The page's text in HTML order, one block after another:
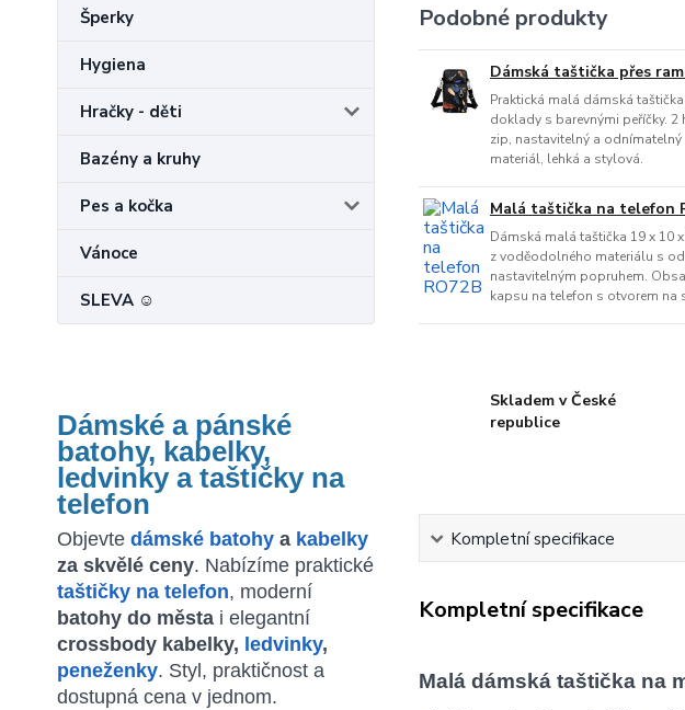
Šperky
Hygiena
Hračky - děti
Bazény a kruhy
Pes a kočka
Vánoce
SLEVA ☺
Dámské a pánské
batohy, kabelky,
ledvinky a taštičky na
telefon
Objevte dámské batohy a kabelky
za skvělé ceny. Nabízíme praktické
taštičky na telefon, moderní
batohy do města i elegantní
crossbody kabelky, ledvinky,
peneženky. Styl, praktičnost a
dostupná cena v jednom.
Podobné produkty
Dámská taštička přes
Praktická malá dámská
doklady s barevnými peříčky. 2
zip, nastavitelný a
materiál, lehká a stylová.
Malá taštička na telefon
Dámská malá taštička 19 x 10
z voděodolného materiálu s
nastavitelným popruhem.
kapsu na telefon s otvorem na
Skladem v České
republice
Kompletní specifikace
Kompletní specifikace
Malá dámská taštička na